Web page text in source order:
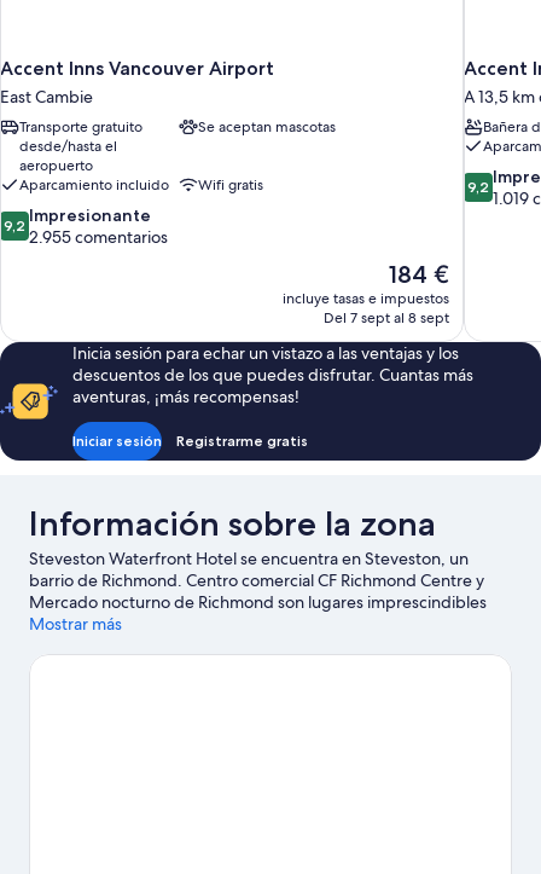
Accent Inns Vancouver Airport
East Cambie
Transporte gratuito
desde/hasta el
aeropuerto
Se aceptan mascotas
Aparcamiento incluido Wifi gratis
9.2
sobre
9,2 Impresionante
2.955 comentarios
El
precio
actual
de
184 €
184 €
incluye tasas e impuestos
Del 7 sept al 8 sept
Accent
A 13,5
Bañera
9.2
sobre
9,2
1.019
Inicia sesión para echar un vistazo a las ventajas y los
descuentos de los que puedes disfrutar. Cuantas más
aventuras, ¡más recompensas!
Iniciar sesión Registrarme gratis
Información sobre la zona
Steveston Waterfront Hotel se encuentra en Steveston, un
barrio de Richmond. Centro comercial CF Richmond Centre y
Mercado nocturno de Richmond son lugares imprescindibles
para los amantes de las tiendas; añádelos a tu itinerario junto a
quieres aprovechar para ver algún partido o evento especial
Mostrar más